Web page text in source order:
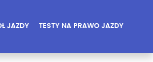
JAZDY TESTY NA PRAWO JAZDY